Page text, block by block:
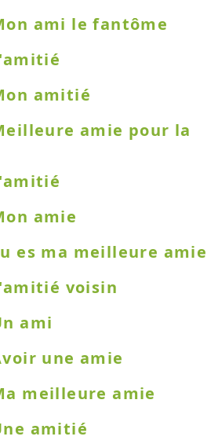
ami le fantôme
amitié
amie pour la
amie
es ma meilleure amie
voisin
ami
une amie
meilleure amie
amitié